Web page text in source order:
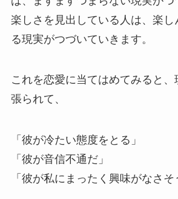
楽しさを見出している人は、楽し
る現実がつづいていきます。
これを恋愛に当てはめてみると、
張られて、
「彼が冷たい態度をとる」
「彼が音信不通だ」
「彼が私にまったく興味がなさそ